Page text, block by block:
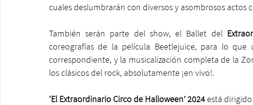
cuales deslumbrarán con diversos y asombrosos actos
También serán parte del show, el Ballet del
coreografías de la película Beetlejuice, para lo que
correspondiente, y la musicalización completa de la
los clásicos del rock, absolutamente ¡en vivo!.
‘El Extraordinario Circo de Halloween’ 2024 está